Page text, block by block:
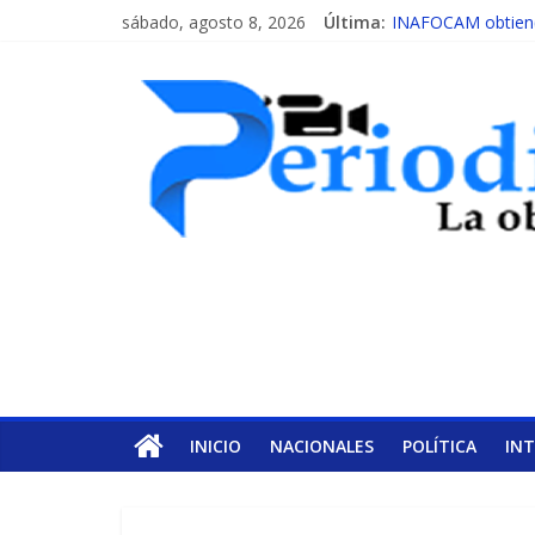
sábado, agosto 8, 2026 Última: INAFOCAM
MESCyT
INICIO NACIONALES POLÍTICA